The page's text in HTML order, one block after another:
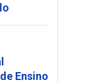
Ensino